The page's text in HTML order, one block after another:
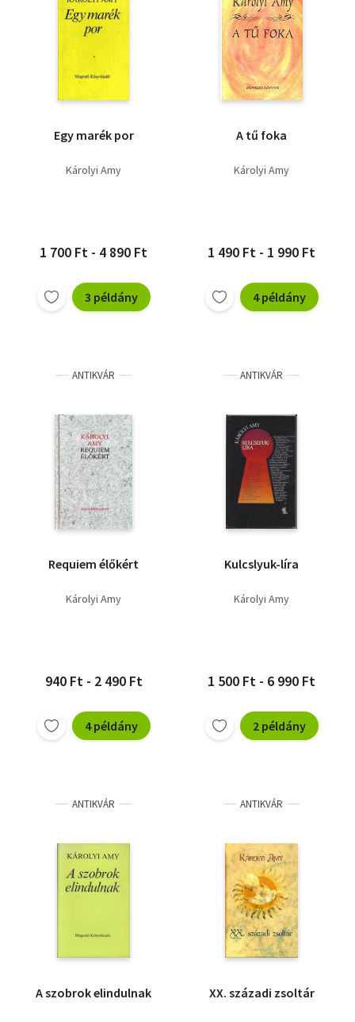
Egy marék por
Károlyi Amy
1 700 Ft - 4 890 Ft
3 példány
A tű foka
Károlyi Amy
1 490 Ft - 1 990 Ft
4 példány
ANTIKVÁR
Requiem élőkért
Károlyi Amy
940 Ft - 2 490 Ft
4 példány
ANTIKVÁR
Kulcslyuk-líra
Károlyi Amy
1 500 Ft - 6 990 Ft
2 példány
ANTIKVÁR
A szobrok elindulnak
ANTIKVÁR
XX. századi zsoltár